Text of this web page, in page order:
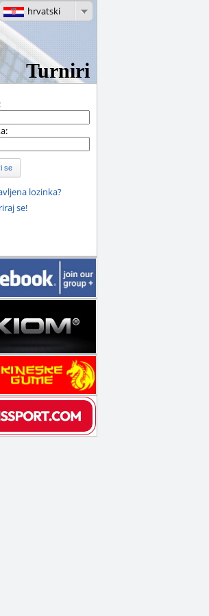
Turniri
hrvatski
se
lozinka?
se!